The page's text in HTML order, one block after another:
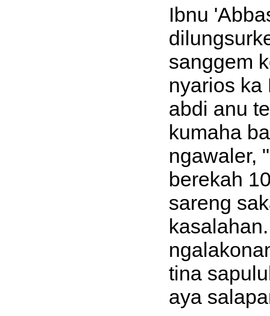
Ibnu
sanggem
nyarios ka
abdi anu
kumaha
ngawaler,
berekah
sareng
tina
aya